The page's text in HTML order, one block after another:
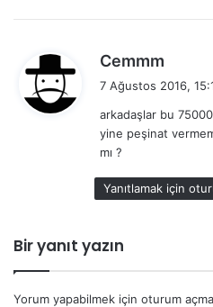
Cemmm
i
k
:
7 Ağustos 2016,
arkadaşlar bu
yine peşinat
mı ?
Yanıtlamak için
Bir yanıt yazın
Yorum yapabilmek için oturum